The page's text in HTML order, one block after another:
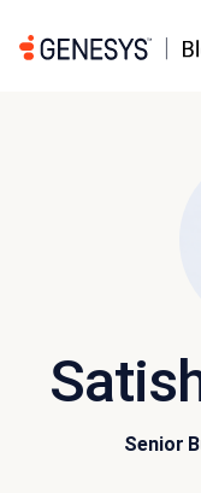
Senior